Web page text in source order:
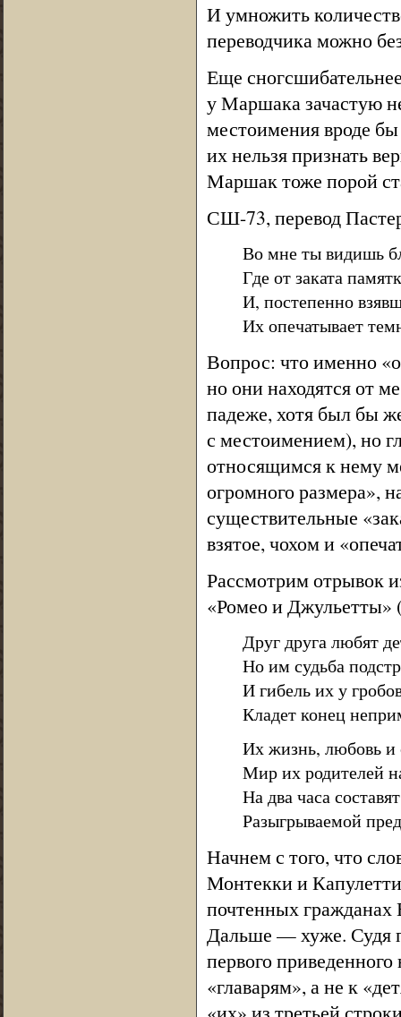
И умножить
переводчика можно
Еще
у Маршака зачастую
местоимения вроде
их нельзя признать
Маршак тоже порой
СШ-73, перевод
Во мне ты видишь
Где от заката
И, постепенно
Их опечатывает
Вопрос: что именно
но они находятся от
падеже, хотя был бы
с местоимением), но
относящимся к нему
огромного размера»,
существительные
взятое, чохом и
Рассмотрим отрывок
«Ромео и Джульетты»
Друг друга любят
Но им судьба
И гибель их у
Кладет конец
Их жизнь, любовь и
Мир их родителей
На два часа
Разыгрываемой
Начнем с того, что
Монтекки и
почтенных гражданах
Дальше — хуже. Судя
первого
«главарям», а не к